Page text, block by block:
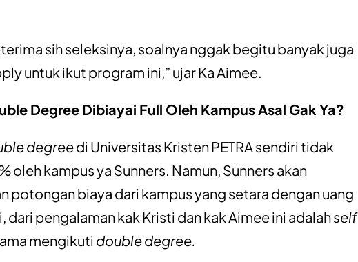
sih seleksinya, soalnya nggak begitu banyak juga
untuk ikut program ini,” ujar Ka Aimee.
Degree Dibiayai Full Oleh Kampus Asal Gak Ya?
degreedi Universitas Kristen PETRA sendiri tidak
oleh kampus ya Sunners. Namun, Sunners akan
potongan biaya dari kampus yang setara dengan uang
dari pengalaman kak Kristi dan kak Aimee ini adalahself
mengikuti double degree.